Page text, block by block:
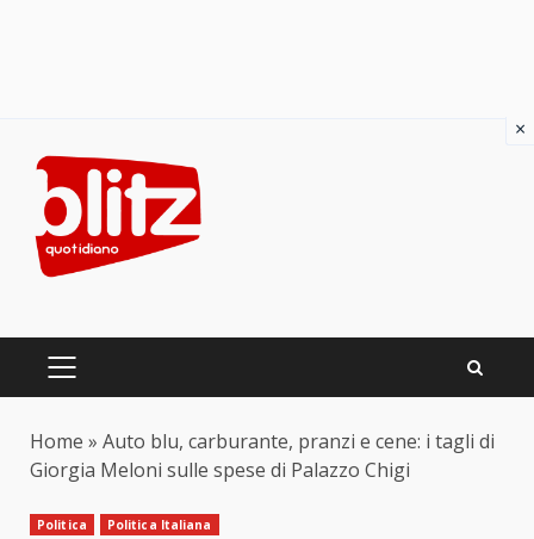
content
PRIMARY
Home » Auto blu, carburante, pranzi e cene: i tagli di
Giorgia Meloni sulle spese di Palazzo Chigi
Politica Politica Italiana
×